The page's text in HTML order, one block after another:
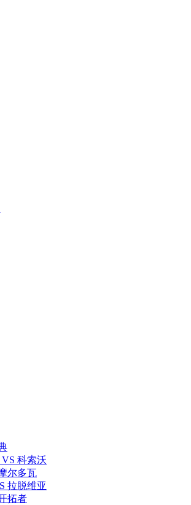
科索沃
尔多瓦
拉脱维亚
拓者